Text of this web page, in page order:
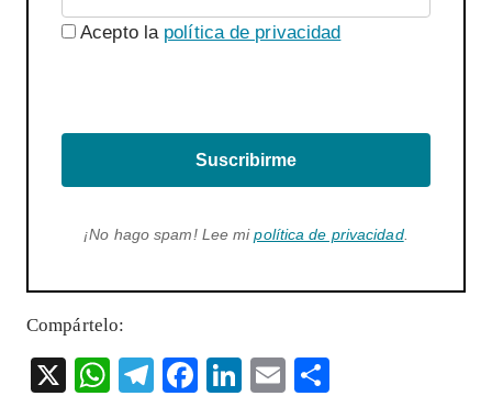
Acepto la política de privacidad
Suscribirme
¡No hago spam! Lee mipolítica de privacidad.
Compártelo:
X
W T
F
Li E